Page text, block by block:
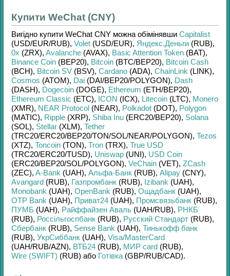
Купити WeChat (CNY)
Вигідно купити WeChat CNY можна обімінявши Capitalist
(USD/EUR/RUB), Volet (USD/EUR), Яндекс.Деньги (RUB),
0x (ZRX), Avalanche (AVAX), Basic Attention Token (BAT),
Binance Coin (BEP20), Bitcoin (BTC/BEP20), Bitcoin Cash
(BCH), Bitcoin SV (BSV), Cardano (ADA), ChainLink (LINK),
Cosmos (ATOM), Dai (DAI/BEP20/POLYGON), Dash
(DASH), Dogecoin (DOGE), Ethereum (ETH/BEP20),
Ethereum Classic (ETC), ICON (ICX), Litecoin (LTC), Monero
(XMR), NEAR Protocol (NEAR), Polkadot (DOT), Polygon
(MATIC), Ripple (XRP), Shiba Inu (ERC20/BEP20), Solana
(SOL), Stellar (XLM), Tether
(TRC20/ERC20/BEP20/TON/SOL/NEAR/POLYGON), Tezos
(XTZ), Toncoin (TON), Tron (TRX), True USD
(TRC20/ERC20/TUSD), Uniswap (UNI), USD Coin
(ERC20/BEP20/SOL/POLYGON), VeChain (VET), ZCash
(ZEC), A-Bank (UAH), Альфа-Банк (RUB), Alipay (CNY),
Avangard (RUB), Газпромбанк (RUB), Izibank (UAH),
Monobank (UAH), OpenBank (RUB), Ощадбанк (UAH),
OTP Bank (UAH), Приват24 (UAH), Промсвязьбанк (RUB),
ПУМБ (UAH), Райффайзен Аваль (UAH/RUB), РНКБ
(RUB), Россільгоспбанк (RUB), Русский Стандарт (RUB),
Сбербанк (RUB), Sense Bank (UAH), Тинькофф банк
(RUB), УкрСиббанк (UAH), Visa/MasterCard
(UAH/RUB/AZN), ВТБ24 (RUB), МИР card (RUB),
Wire (SWIFT) (RUB) або Готівка (GBP/RUB/CAD).